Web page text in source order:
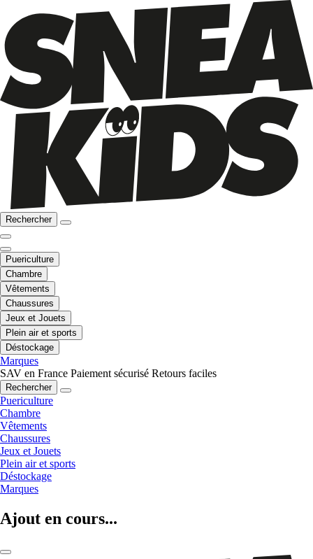
Rechercher
Puericulture
Chambre
Vêtements
Chaussures
Jeux et Jouets
Plein air et sports
Déstockage
Marques
SAV en France Paiement sécurisé Retours faciles
Rechercher
Puericulture
Chambre
Vêtements
Chaussures
Jeux et Jouets
Plein air et sports
Déstockage
Marques
Ajout en cours...